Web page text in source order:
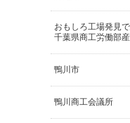
おもしろ工場発
千葉県商工労働部
鴨川市
鴨川商工会議所